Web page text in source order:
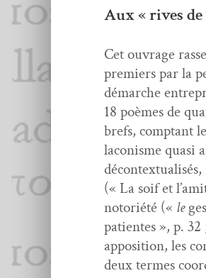
Aux « rives
Cet ouvrage
pre­miers par la
démarche
18 poèmes de
brefs, comp­tant
lacon­isme qua­si
(« La soif et
notoriété (« le
patientes », p.
appo­si­tion, les
deux ter­mes